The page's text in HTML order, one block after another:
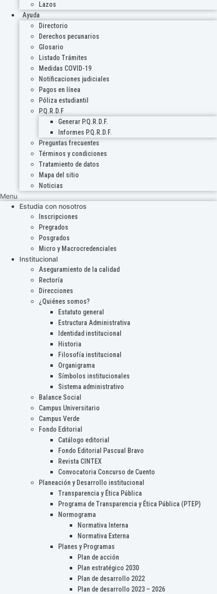
Lazos
Ayuda
Directorio
Derechos pecunarios
Glosario
Listado Trámites
Medidas COVID-19
Notificaciones judiciales
Pagos en línea
Póliza estudiantil
P.Q.R.D.F
Generar P.Q.R.D.F.
Informes P.Q.R.D.F.
Preguntas frecuentes
Términos y condiciones
Tratamiento de datos
Mapa del sitio
Noticias
Menu
Estudia con nosotros
Inscripciones
Pregrados
Posgrados
Micro y Macrocredenciales
Institucional
Aseguramiento de la calidad
Rectoría
Direcciones
¿Quiénes somos?
Estatuto general
Estructura Administrativa
Identidad institucional
Historia
Filosofía institucional
Organigrama
Símbolos institucionales
Sistema administrativo
Balance Social
Campus Universitario
Campus Verde
Fondo Editorial
Catálogo editorial
Fondo Editorial Pascual Bravo
Revista CINTEX
Convocatoria Concurso de Cuento
Planeación y Desarrollo institucional
Transparencia y Ética Pública
Programa de Transparencia y Ética Pública (PTEP)
Normograma
Normativa Interna
Normativa Externa
Planes y Programas
Plan de acción
Plan estratégico 2030
Plan de desarrollo 2022
Plan de desarrollo 2023 – 2026